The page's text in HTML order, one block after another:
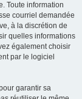
Toute information
courriel demandée
à la discrétion de
quelles informations
également choisir
par le logiciel
garantir sa